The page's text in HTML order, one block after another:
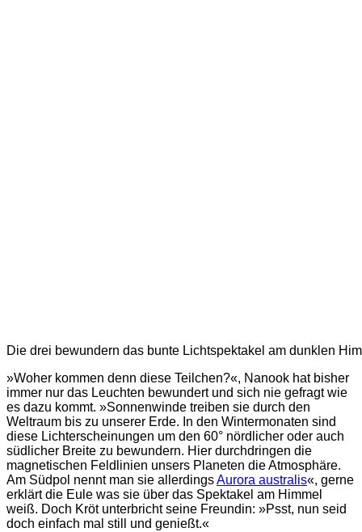
Die drei bewundern das bunte Lichtspektakel am dunklen
»Woher kommen denn diese Teilchen?«, Nanook hat bisher
immer nur das Leuchten bewundert und sich nie gefragt wie
es dazu kommt. »Sonnenwinde treiben sie durch den
Weltraum bis zu unserer Erde. In den Wintermonaten sind
diese Lichterscheinungen um den 60° nördlicher oder auch
südlicher Breite zu bewundern. Hier durchdringen die
magnetischen Feldlinien unsers Planeten die Atmosphäre.
Am Südpol nennt man sie allerdingsAurora australis«, gerne
erklärt die Eule was sie über das Spektakel am Himmel
weiß. Doch Kröt unterbricht seine Freundin: »Psst, nun seid
doch einfach mal still und genießt.«